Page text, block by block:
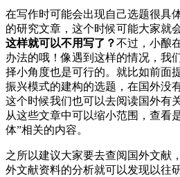
在写作时可能会出现自己选题很具
的研究文章，这个时候可能大家就
这样就可以不用写了？不过，小酿
办法的哦！像遇到这样的情况，我
择小角度也是可行的。就比如前面
振兴模式的建构的选题，在国外没
这个时候我们也可以去阅读国外有
从这些文章中可以缩小范围，查看
体”相关的内容。
之所以建议大家要去查阅国外文献
外文献资料的分析就可以发现以往